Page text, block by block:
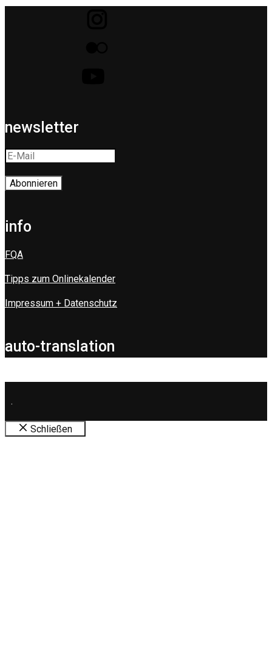
newsletter
info
FQA
Tipps zum Onlinekalender
Impressum + Datenschutz
auto-translation
.
Schließen